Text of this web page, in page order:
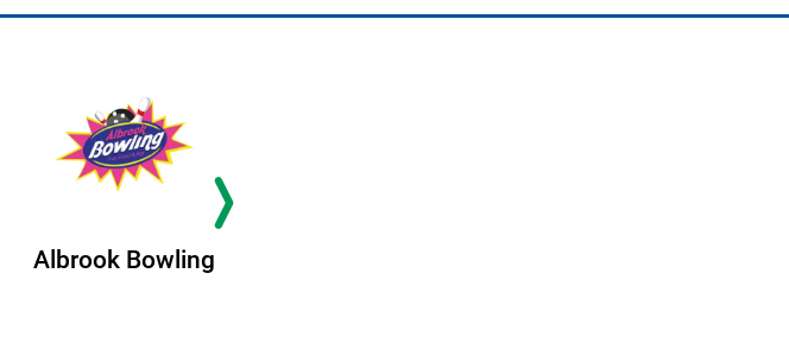
Albrook Bowling